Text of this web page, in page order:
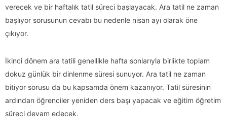
verecek ve bir haftalık tatil süreci başlayacak. Ara tatil ne zaman
başlıyor sorusunun cevabı bu nedenle nisan ayı olarak öne
çıkıyor.
İkinci dönem ara tatili genellikle hafta sonlarıyla birlikte toplam
dokuz günlük bir dinlenme süresi sunuyor. Ara tatil ne zaman
bitiyor sorusu da bu kapsamda önem kazanıyor. Tatil süresinin
ardından öğrenciler yeniden ders başı yapacak ve eğitim öğretim
süreci devam edecek.